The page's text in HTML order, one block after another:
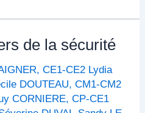
de la sécurité
,CE1-CE2 Lydia
DOUTEAU,CM1-CM2
CORNIERE,CP-CE1